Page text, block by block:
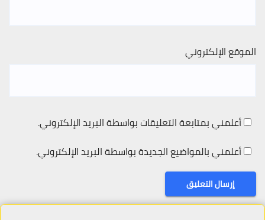
الموقع الإلكتروني
أعلمني بمتابعة التعليقات بواسطة البريد الإلكتروني.
أعلمني بالمواضيع الجديدة بواسطة البريد الإلكتروني.